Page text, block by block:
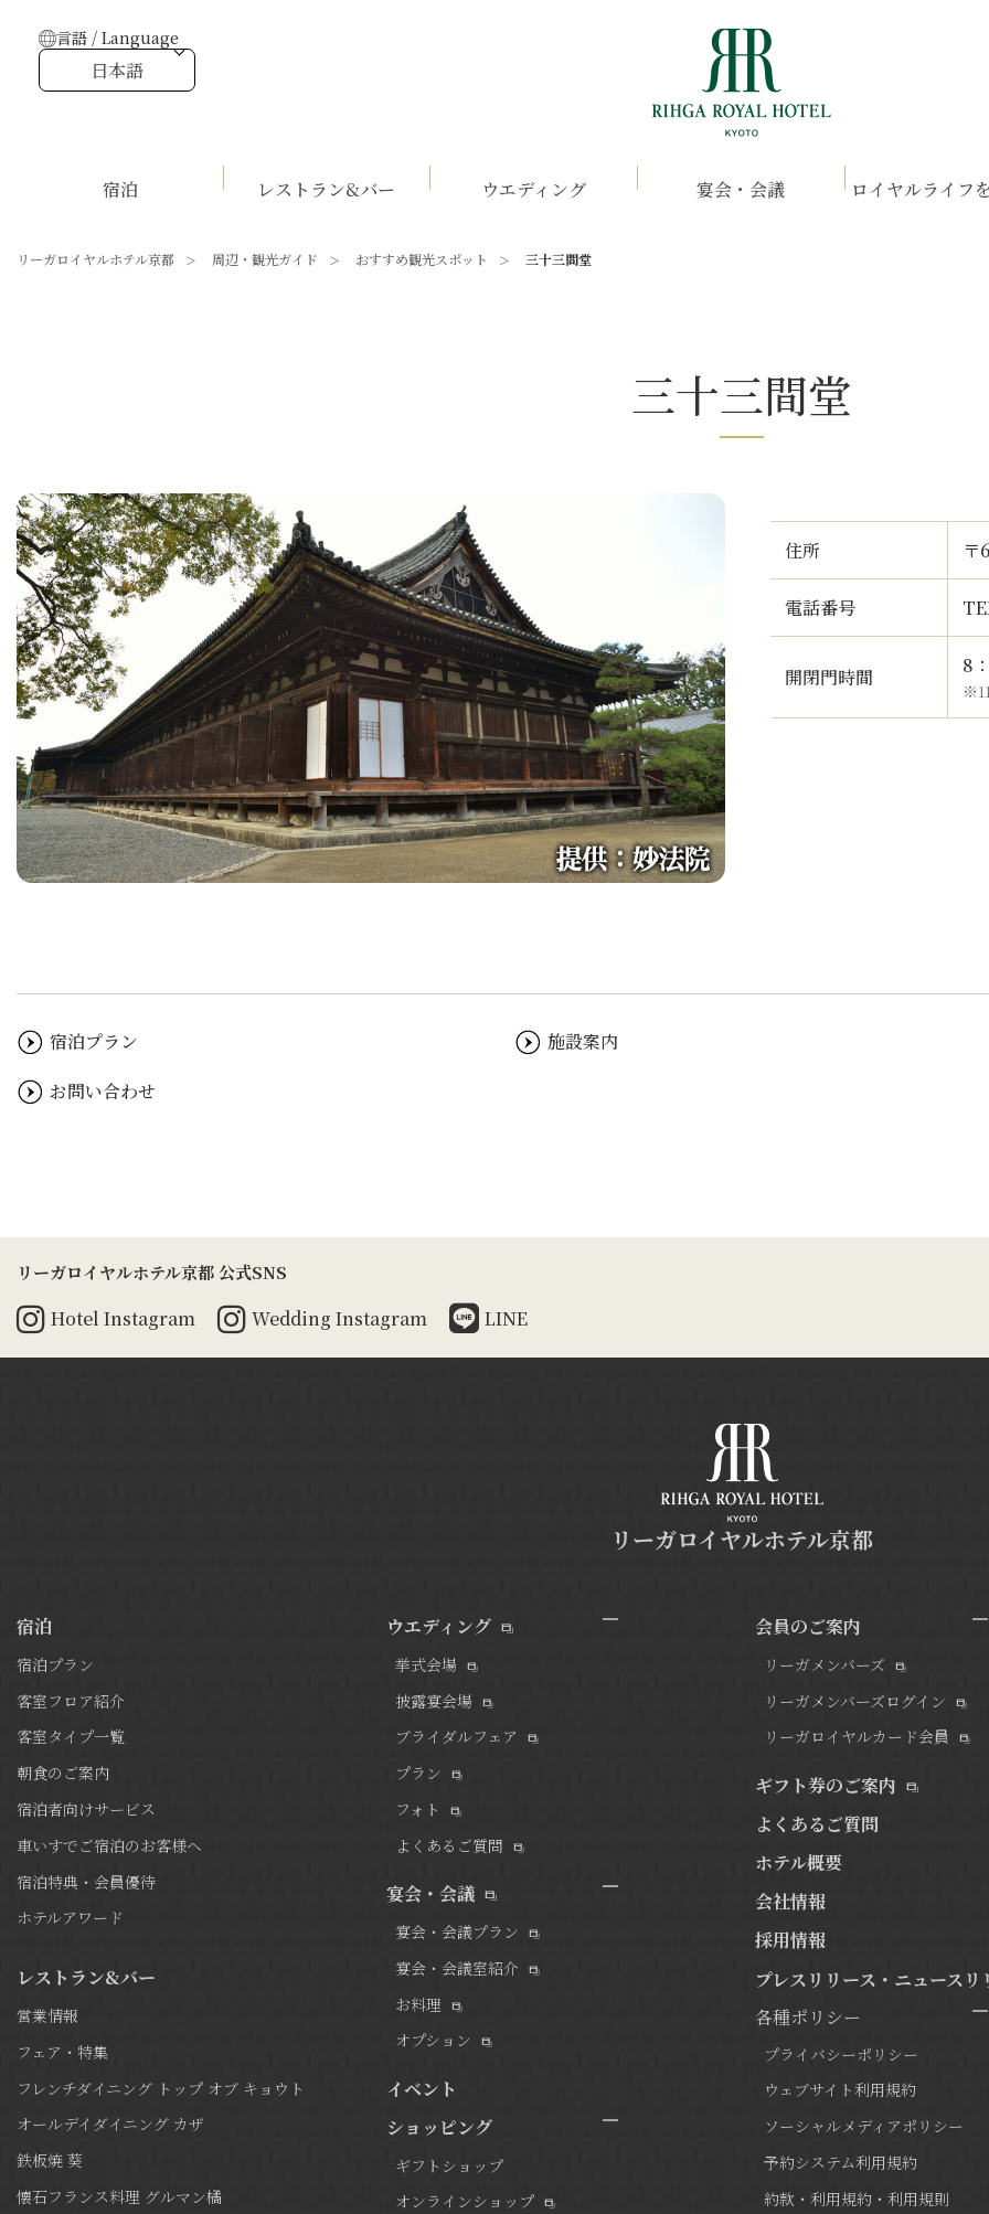
言語 / Language
日本語
宿泊 レストラン&バー ウエディング 宴会・会議 ロイヤルライフ
リーガロイヤルホテル京都 周辺・観光ガイド おすすめ観光スポット 三十三間堂
三十三間堂
住所 〒
電話番号
開閉門時間 8
宿泊プラン
施設案内
お問い合わせ
リーガロイヤルホテル京都 公式SNS
Hotel Instagram Wedding Instagram LINE
リーガロイヤルホテル京都
宿泊
宿泊プラン
客室フロア紹介
客室タイプ一覧
朝食のご案内
宿泊者向けサービス
車いすでご宿泊のお客様へ
宿泊特典・会員優待
ホテルアワード
レストラン&バー
営業情報
フェア・特集
フレンチダイニング トップ オブ キョウト
オールデイダイニング カザ
鉄板焼 葵
懐石フランス料理 グルマン橘
ウエディング
挙式会場
披露宴会場
ブライダルフェア
プラン
フォト
よくあるご質問
宴会・会議
宴会・会議プラン
宴会・会議室紹介
お料理
オプション
イベント
ショッピング
ギフトショップ
オンラインショップ
会員のご案内
リーガメンバーズ
リーガメンバーズログイン
リーガロイヤルカード会員
ギフト券のご案内
よくあるご質問
ホテル概要
会社情報
採用情報
プレスリリース・ニュースリ
各種ポリシー
プライバシーポリシー
ウェブサイト利用規約
ソーシャルメディアポリシー
予約システム利用規約
約款・利用規約・利用規則